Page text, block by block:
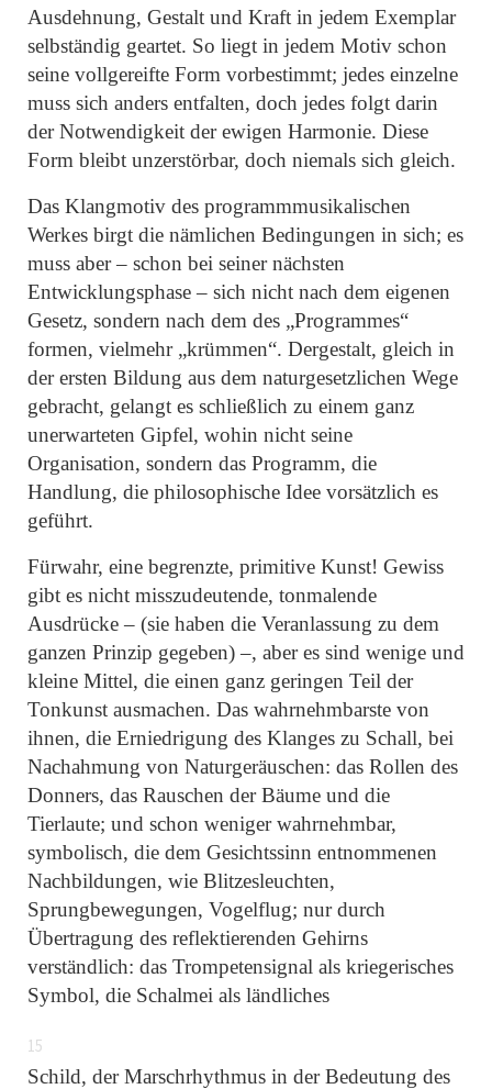
Ausdehnung, Gestalt und Kraft in jedem Exemplar
selbständig geartet. So liegt in jedem Motiv schon
seine vollgereifte Form vorbestimmt; jedes einzelne
muss sich anders entfalten, doch jedes folgt darin
der Notwendigkeit der ewigen Harmonie. Diese
Form bleibt unzerstörbar, doch niemals sich gleich.
Das Klangmotiv des programmmusikalischen
Werkes birgt die nämlichen Bedingungen in sich; es
muss aber – schon bei seiner nächsten
Entwicklungsphase – sich nicht nach dem eigenen
Gesetz, sondern nach dem des „Programmes“
formen, vielmehr „krümmen“. Dergestalt, gleich in
der ersten Bildung aus dem naturgesetzlichen Wege
gebracht, gelangt es schließlich zu einem ganz
unerwarteten Gipfel, wohin nicht seine
Organisation, sondern das Programm, die
Handlung, die philosophische Idee vorsätzlich es
geführt.
Fürwahr, eine begrenzte, primitive Kunst! Gewiss
gibt es nicht misszudeutende, tonmalende
Ausdrücke – (sie haben die Veranlassung zu dem
ganzen Prinzip gegeben) –, aber es sind wenige und
kleine Mittel, die einen ganz geringen Teil der
Tonkunst ausmachen. Das wahrnehmbarste von
ihnen, die Erniedrigung des Klanges zu Schall, bei
Nachahmung von Naturgeräuschen: das Rollen des
Donners, das Rauschen der Bäume und die
Tierlaute; und schon weniger wahrnehmbar,
symbolisch, die dem Gesichtssinn entnommenen
Nachbildungen, wie Blitzesleuchten,
Sprungbewegungen, Vogelflug; nur durch
Übertragung des reflektierenden Gehirns
verständlich: das Trompetensignal als kriegerisches
Symbol, die Schalmei als ländliches
15
Schild, der Marschrhythmus in der Bedeutung des